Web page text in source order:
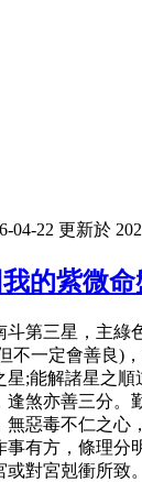
04-22 更新於
我的紫微命
斗第三星，主綠
不一定會善良)
星;能解諸星之順
煞亦善三分。
無惡毒不仁之心
事有方，條理分
對宮剋衝所致